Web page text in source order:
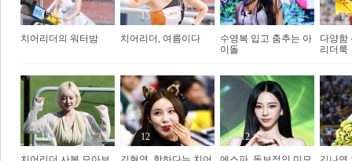
15
치어리더의 워터밤
15
치어리더, 여름이다
15
수영복 입고 춤추는 아
이돌
15
다양함
리더룩
12 12 12 12